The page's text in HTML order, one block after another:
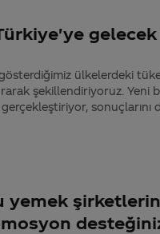
ülkelerdeki
şekillendiriyoruz. Yeni
sonuçlarını
yemek